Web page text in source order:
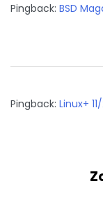
Pingback: BSD
Pingback: Linux+